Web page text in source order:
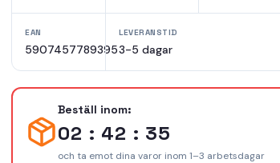
EAN
5907457789395
LEVERANSTID
3-5 dagar
Beställ inom:
02 : 42 : 34
och ta emot dina varor inom 1–3 arbetsdagar